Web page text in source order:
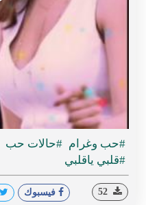
#حب وغرام #حالات حب
#قلبي ياقلبي
فيسبوك